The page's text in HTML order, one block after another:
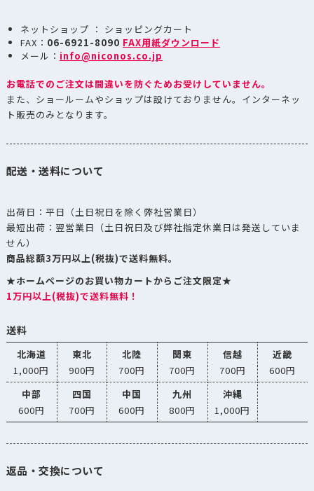
ネットショップ ： ショッピングカート
FAX： 06-6921-8090 FAX用紙ダウンロード
メール： info@niconos.co.jp
お電話でのご注文は間違いを防ぐためお受けしていません。
また、ショールームやショップは設けておりません。インターネッ
ト販売のみとなります。
配送・送料について
出荷日：平日（土日祝日を除く弊社営業日）
最短出荷：翌営業日（土日祝日及び弊社指定休業日は発送していま
せん）
商品総額3万円以上(税抜)で送料無料。
★ホームページのお買い物カートからご注文限定★
1万円以上(税抜)で送料無料！
送料
北海道 東北 北陸 関東 信越
近畿
1,000円
900円 700円 700円 700円
600円
中部
四国 中国 九州
沖縄
600円
700円 600円 800円 1,000円
返品・交換について